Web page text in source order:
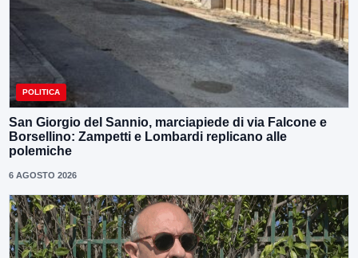
POLITICA
San Giorgio del Sannio, marciapiede di via Falcone e
Borsellino: Zampetti e Lombardi replicano alle
polemiche
6 AGOSTO 2026